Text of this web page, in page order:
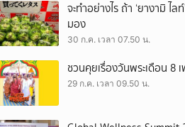
จะทำอย่างไร ถ้า ‘ยางามิ
มอง
30 ก.ค. เวลา 07.50 น.
ชวนคุยเรื่องวันพระเดือน 8
29 ก.ค. เวลา 09.50 น.